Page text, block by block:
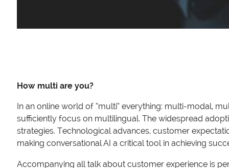
How multi are you?
In an online world of “multi” everything: multi-modal,
sufficiently focus on multilingual. The widespread
strategies. Technological advances, customer
making conversational AI a critical tool in achieving
Accompanying all talk about customer experience is